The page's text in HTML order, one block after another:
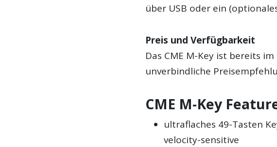
über USB oder ein
Preis und Verfügbarkeit
Das CME M-Key ist bereits im
unverbindliche
CME M-Key
ultraflaches 49-Tasten
velocity-sensitive